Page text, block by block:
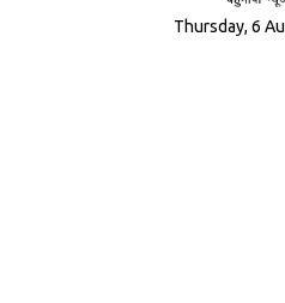
Thursday, 6